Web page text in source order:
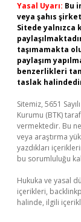
Yasal Uyarı: Bu
veya şahıs
Sitede yalnızca
taşımamakta
paylaşım
benzerlikleri
taslak
Sitemiz, 5651
Kurumu (BTK)
vermektedir. Bu
veya araştırma
yazdıkları
bu sorumluluğu
Hukuka ve yasal
içerikleri,
halinde, ilgili